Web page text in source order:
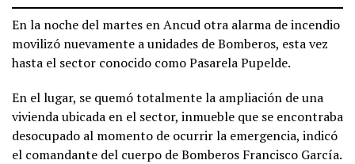
En la noche del martes en Ancud otra alarma de incendio
movilizó nuevamente a unidades de Bomberos, esta vez
hasta el sector conocido como Pasarela Pupelde.
En el lugar, se quemó totalmente la ampliación de una
vivienda ubicada en el sector, inmueble que se encontraba
desocupado al momento de ocurrir la emergencia, indicó
el comandante del cuerpo de Bomberos Francisco García.